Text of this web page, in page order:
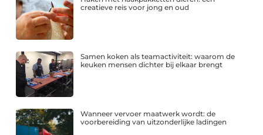
creatieve reis voor jong en oud
Samen koken als teamactiviteit: waarom de
keuken mensen dichter bij elkaar brengt
Wanneer vervoer maatwerk wordt: de
voorbereiding van uitzonderlijke ladingen